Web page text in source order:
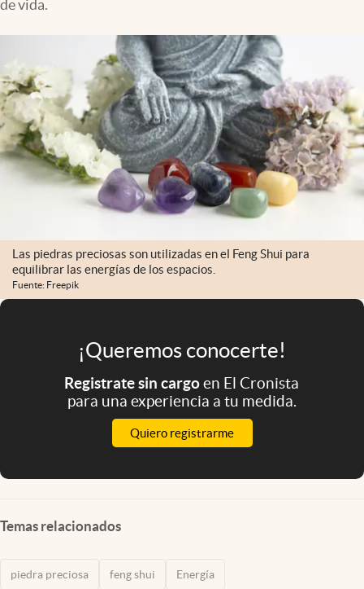
Mundial 2026
Eventos Corporativos
El Cronista Studio
Mediakit
abre en nueva pestaña
de vida.
Las piedras preciosas son utilizadas en el Feng Shui para
equilibrar las energías de los espacios.
Fuente: Freepik
¡Queremos conocerte!
Registrate sin cargoen El Cronista
para una experiencia a tu medida.
Quiero registrarme
Temas relacionados
piedra preciosa feng shui Energía